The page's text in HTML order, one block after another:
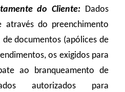
do Cliente: Dados
através do preenchimento
documentos (apólices de
os exigidos para
ao branqueamento de
autorizados para